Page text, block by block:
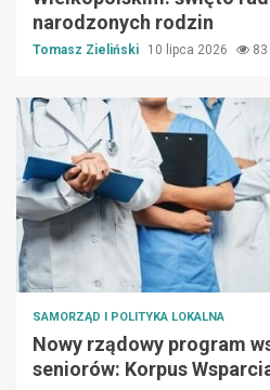
narodzonych rodzin
Tomasz Zieliński 10 lipca 2026 83
SAMORZĄD I POLITYKA LOKALNA
Nowy rządowy program
seniorów: Korpus